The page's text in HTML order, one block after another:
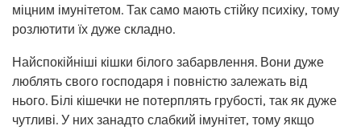
міцним імунітетом. Так само мають стійку психіку, тому
розлютити їх дуже складно.
Найспокійніші кішки білого забарвлення. Вони дуже
люблять свого господаря і повністю залежать від
нього. Білі кішечки не потерплять грубості, так як дуже
чутливі. У них занадто слабкий імунітет, тому якщо